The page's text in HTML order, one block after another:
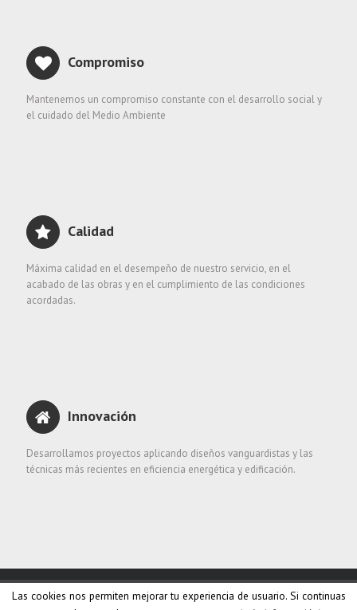
Compromiso
Mantenemos un compromiso constante con el desarrollo social y
el cuidado del Medio Ambiente
Calidad
Máxima calidad en el desempeño de nuestro servicio, en el
acabado de las obras y en el cumplimiento de las condiciones
acordadas.
Innovación
Desarrollamos proyectos aplicando diseños vanguardistas y las
técnicas más recientes en eficiencia energética y edificación.
Copyright 2018 Acierto Gestión del Sur S.L. • Política de privacidad•
Las cookies nos permiten mejorar tu experiencia de usuario. Si continuas